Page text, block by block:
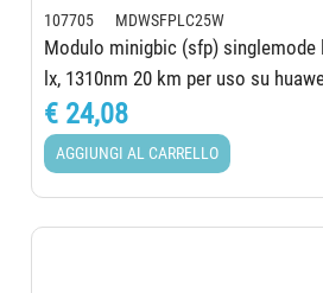
107705 MDWSFPLC25W
Modulo minigbic (sfp) singlemode
lx, 1310nm 20 km per uso su
€ 24,08
AGGIUNGI AL CARRELLO